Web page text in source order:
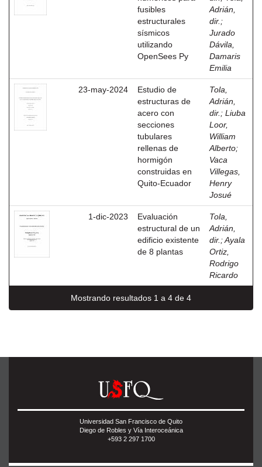
fusibles
estructurales
sísmicos
utilizando
OpenSees Py
Adrián,
dir. ;
Jurado
Dávila,
Damaris
Emilia
23-may-2024
Estudio de
estructuras de
acero con
secciones
tubulares
rellenas de
hormigón
construidas en
Quito-Ecuador
Tola,
Adrián,
dir. ; Liuba
Loor,
William
Alberto;
Vaca
Villegas,
Henry
Josué
1-dic-2023
Evaluación
estructural de un
edificio existente
de 8 plantas
Tola,
Adrián,
dir. ;Ayala
Ortiz,
Rodrigo
Ricardo
Mostrando resultados 1 a 4 de 4
Universidad San Francisco de Quito
Diego de Robles y Vía Interoceánica
+593 2 297 1700